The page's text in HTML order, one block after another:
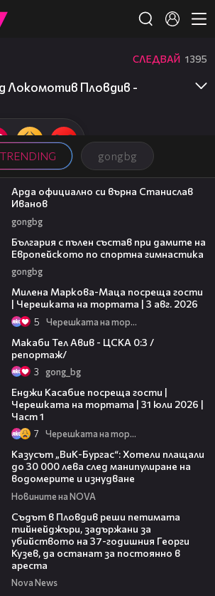
TRENDING gongbg
СЛЕДВАЙ 1395
Локомотив Пловдив -
Арда официално си върна Станислав
Иванов
gongbg
България с пълен състав при дамите на
Европейското по спортна гимнастика
gongbg
Милена Маркова-Маца посреща гости
| Черешката на тортата | 3 авг. 2026
5 Черешката на тортата
Макаби Тел Авив - ЦСКА 0:3 /
репортаж/
3 gong_bg
Енджи Касабие посреща гости |
Черешката на тортата | 31 юли 2026 |
Част 1
7 Черешката на тортата
Казусът „ВиК-Бургас“: Хотели плащали
до 30 000 лева след манипулиране на
водомерите и изнудване
Новините на NOVA
Съдът в Пловдив реши петимата
тийнейджъри, задържани за
убийството на 37-годишния Георги
Кузев, да останат за постоянно в
ареста
Nova News